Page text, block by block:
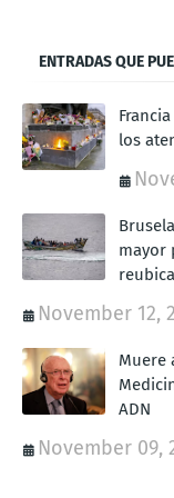
ENTRADAS QUE
los
mayor
November 12,
Muere
ADN
November 09,